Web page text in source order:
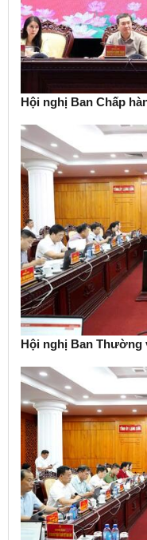
Hội nghị Ban Chấp
Hội nghị Ban Thường